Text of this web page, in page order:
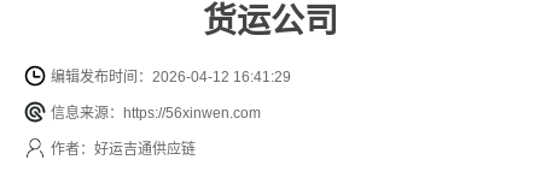
货运公司
编辑发布时间：2026-04-12 16:41:29
信息来源：https://56xinwen.com
作者：好运吉通供应链